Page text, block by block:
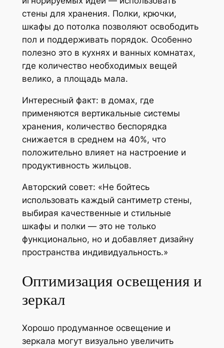
стены для хранения. Полки, крючки,
шкафы до потолка позволяют освободить
пол и поддерживать порядок. Особенно
полезно это в кухнях и ванных комнатах,
где количество необходимых вещей
велико, а площадь мала.
Интересный факт: в домах, где
применяются вертикальные системы
хранения, количество беспорядка
снижается в среднем на 40%, что
положительно влияет на настроение и
продуктивность жильцов.
Авторский совет: «Не бойтесь
использовать каждый сантиметр стены,
выбирая качественные и стильные
шкафы и полки — это не только
функционально, но и добавляет дизайну
пространства индивидуальность.»
Оптимизация освещения и
зеркал
Хорошо продуманное освещение и
зеркала могут визуально увеличить